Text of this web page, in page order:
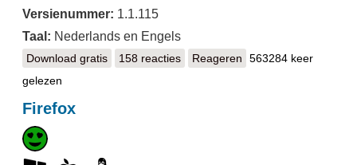
Versienummer: 1.1.115
Taal: Nederlands en Engels
Download gratisAvira Free Security
158 reacties Reageren
563284 keer
gelezen
Firefox